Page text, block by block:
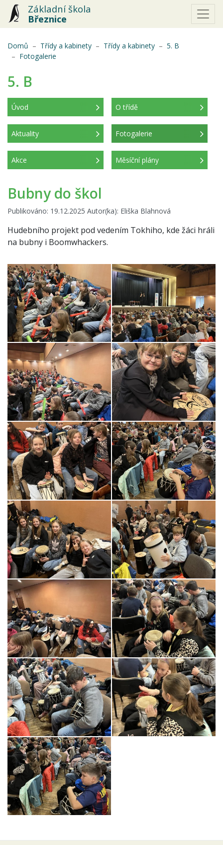
Základní škola
Březnice
Domů Třídy a kabinety Třídy a kabinety
5. B
Fotogalerie
5. B
Úvod O třídě
Aktuality
Fotogalerie
(aktuální)
Akce
Měsíční plány
Bubny do škol
Publikováno: 19.12.2025 Autor(ka): Eliška Blahnová
Hudebního projekt pod vedením Tokhiho, kde žáci hráli
na bubny i Boomwhackers.